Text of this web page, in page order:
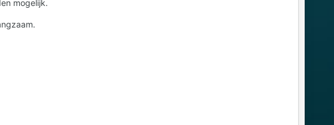
mogelijk.